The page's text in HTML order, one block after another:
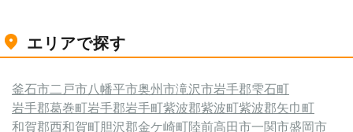
エリアで探す
釜石市二戸市八幡平市奥州市滝沢市岩手郡雫石町
岩手郡葛巻町岩手郡岩手町紫波郡紫波町紫波郡矢巾町
和賀郡西和賀町胆沢郡金ケ崎町陸前高田市一関市盛岡市